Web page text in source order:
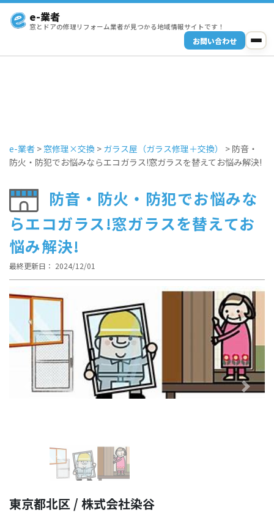
e-業者
窓とドアの修理リフォーム業者が見つかる地域情報サイトです！
お問い合わせ
e-業者 > 窓修理×交換 > ガラス屋（ガラス修理＋交換） > 防音・
防火・防犯でお悩みならエコガラス!窓ガラスを替えてお悩み解決!
防音・防火・防犯でお悩みな
らエコガラス!窓ガラスを替えてお
悩み解決!
最終更新日： 2024/12/01
Previous Next
東京都北区 / 株式会社染谷